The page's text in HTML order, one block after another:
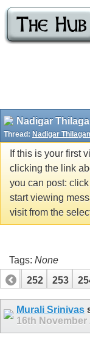
Nadigar
Thread: Nadigar
If this is your first
clicking the link
you can post:
start viewing
visit from the
Tags: None
251
252 253
271 272
Murali Srinivas
16th November